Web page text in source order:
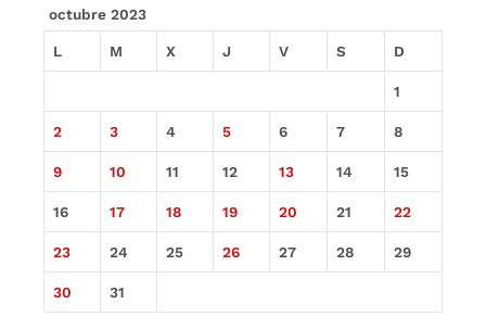
octubre 2023
L M X J V S D
1
2 3 4 5 6 7 8
9 10 11 12 13 14 15
16 17 18 19 20 21 22
23 24 25 26 27 28 29
30 31